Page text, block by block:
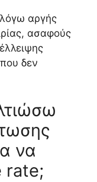
αργής
ασαφούς
δεν
να
rate;